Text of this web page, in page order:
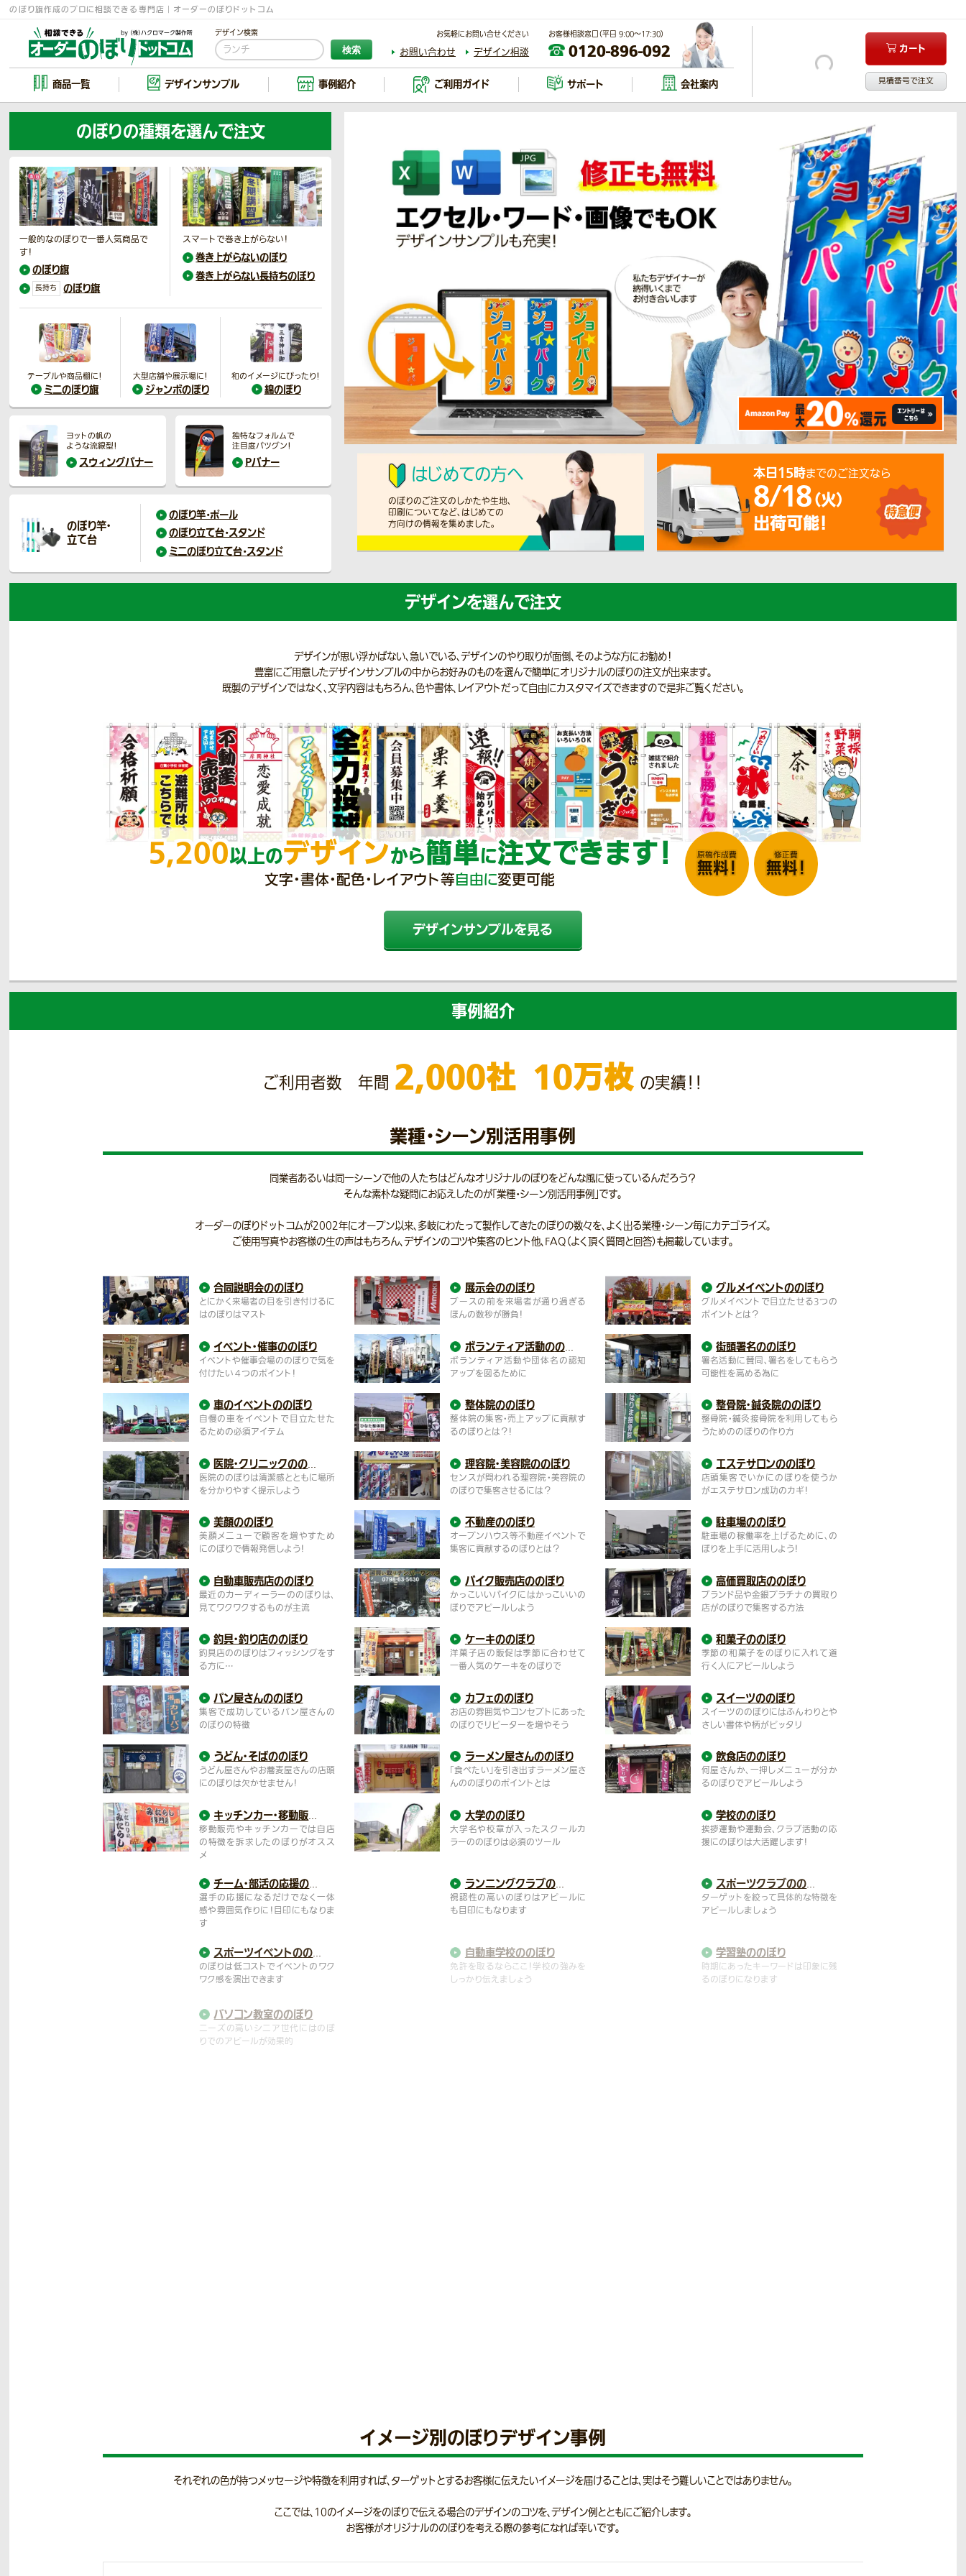
のぼり旗作成のプロに相談できる専門店｜オーダーのぼりドットコム
デザイン検索
検索
お気軽にお問い合せください
お問い合わせ デザイン相談
お客様相談窓口（平日 9:00～17:30）
0120-896-092 カート
見積番号で注文
商品一覧 デザインサンプル 事例紹介 ご利用ガイド サポート 会社案内
はじめての方へ
のぼりのご注文のしかたや生地、
印刷についてなど、はじめての
方向けの情報を集めました。
本日15時までのご注文なら
8/18（火）
出荷可能！
のぼりの種類を選んで注文
一般的なのぼりで一番人気商品で
す！
のぼり旗
長持ち のぼり旗
スマートで巻き上がらない！
巻き上がらないのぼり
巻き上がらない長持ちのぼり
テーブルや商品棚に！
ミニのぼり旗
大型店舗や展示場に！
ジャンボのぼり
和のイメージにぴったり！
綿のぼり
ヨットの帆の
ような流線型！
スウィングバナー
独特なフォルムで
注目度バツグン！
Pバナー
のぼり竿・
立て台
のぼり竿・ポール
のぼり立て台・スタンド
ミニのぼり立て台・スタンド
デザインを選んで注文
デザインが思い浮かばない、急いでいる、デザインのやり取りが面倒、そのような方にお勧め！
豊富にご用意したデザインサンプルの中からお好みのものを選んで簡単にオリジナルのぼりの注文が出来ます。
既製のデザインではなく、文字内容はもちろん、色や書体、レイアウトだって自由にカスタマイズできますので是非ご覧ください。
5,200以上のデザインから簡単に注文できます！
文字・書体・配色・レイアウト等自由に変更可能
原稿作成費
無料！
修正費
無料！
デザインサンプルを見る
事例紹介
ご利用者数 年間 2,000社 10万枚 の実績！！
業種・シーン別活用事例
同業者あるいは同一シーンで他の人たちはどんなオリジナルのぼりをどんな風に使っているんだろう？
そんな素朴な疑問にお応えしたのが「業種・シーン別活用事例」です。
オーダーのぼりドットコムが2002年にオープン以来、多岐にわたって製作してきたのぼりの数々を、よく出る業種・シーン毎にカテゴライズ。
ご使用写真やお客様の生の声はもちろん、デザインのコツや集客のヒント他、FAQ（よく頂く質問と回答）も掲載しています。
合同説明会ののぼり
とにかく来場者の目を引き付けるに
はのぼりはマスト
展示会ののぼり
ブースの前を来場者が通り過ぎる
ほんの数秒が勝負！
グルメイベントののぼり
グルメイベントで目立たせる3つの
ポイントとは？
イベント・催事ののぼり
イベントや催事会場ののぼりで気を
付けたい４つのポイント！
ボランティア活動ののぼり
ボランティア活動や団体名の認知
アップを図るために
街頭署名ののぼり
署名活動に賛同、署名をしてもらう
可能性を高める為に
車のイベントののぼり
自慢の車をイベントで目立たせた
るための必須アイテム
整体院ののぼり
整体院の集客・売上アップに貢献す
るのぼりとは？！
整骨院・鍼灸院ののぼり
整骨院・鍼灸接骨院を利用してもら
うためののぼりの作り方
医院・クリニックののぼり
医院ののぼりは清潔感とともに場所
を分かりやすく提示しよう
理容院・美容院ののぼり
センスが問われる理容院・美容院の
のぼりで集客させるには？
エステサロンののぼり
店頭集客でいかにのぼりを使うか
がエステサロン成功のカギ！
美顔ののぼり
美顔メニューで顧客を増やすため
にのぼりで情報発信しよう！
不動産ののぼり
オープンハウス等不動産イベントで
集客に貢献するのぼりとは？
駐車場ののぼり
駐車場の稼働率を上げるために、の
ぼりを上手に活用しよう！
自動車販売店ののぼり
最近のカーディーラーののぼりは、
見てワクワクするものが主流
バイク販売店ののぼり
かっこいいバイクにはかっこいいの
ぼりでアピールしよう
高価買取店ののぼり
ブランド品や金銀プラチナの買取り
店がのぼりで集客する方法
釣具・釣り店ののぼり
釣具店ののぼりはフィッシングをす
る方に…
ケーキののぼり
洋菓子店の販促は季節に合わせて
一番人気のケーキをのぼりで
和菓子ののぼり
季節の和菓子をのぼりに入れて道
行く人にアピールしよう
パン屋さんののぼり
集客で成功しているパン屋さんの
のぼりの特徴
カフェののぼり
お店の雰囲気やコンセプトにあった
のぼりでリピーターを増やそう
スイーツののぼり
スイーツののぼりにはふんわりとや
さしい書体や柄がピッタリ
うどん・そばののぼり
うどん屋さんやお蕎麦屋さんの店頭
にのぼりは欠かせません！
ラーメン屋さんののぼり
「食べたい」を引き出すラーメン屋さ
んののぼりのポイントとは
飲食店ののぼり
何屋さんか、一押しメニューが分か
るのぼりでアピールしよう
キッチンカー・移動販売ののぼり
移動販売やキッチンカーでは自店
の特徴を訴求したのぼりがオスス
メ
大学ののぼり
大学名や校章が入ったスクールカ
ラーののぼりは必須のツール
学校ののぼり
挨拶運動や運動会、クラブ活動の応
援にのぼりは大活躍します！
チーム・部活の応援のぼり
選手の応援になるだけでなく一体
感や雰囲気作りに！目印にもなりま
す
ランニングクラブののぼり
視認性の高いのぼりはアピールに
も目印にもなります
スポーツクラブののぼり
ターゲットを絞って具体的な特徴を
アピールしましょう
スポーツイベントののぼり
のぼりは低コストでイベントのワク
ワク感を演出できます
自動車学校ののぼり
免許を取るならここ！学校の強みを
しっかり伝えましょう
学習塾ののぼり
時期にあったキーワードは印象に残
るのぼりになります
パソコン教室ののぼり
ニーズの高いシニア世代にはのぼ
りでのアピールが効果的
イメージ別のぼりデザイン事例
それぞれの色が持つメッセージや特徴を利用すれば、ターゲットとするお客様に伝えたいイメージを届けることは、実はそう難しいことではありません。
ここでは、10のイメージをのぼりで伝える場合のデザインのコツを、デザイン例とともにご紹介します。
お客様がオリジナルののぼりを考える際の参考になれば幸いです。